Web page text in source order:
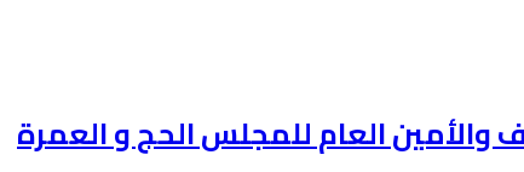
والأمين العام للمجلس الحج و العمرة